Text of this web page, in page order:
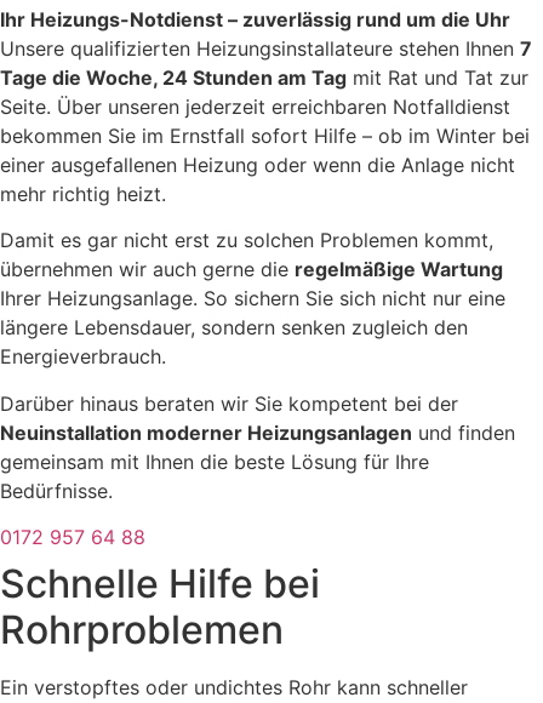
Ihr Heizungs-Notdienst – zuverlässig rund um die Uhr
Unsere qualifizierten Heizungsinstallateure stehen Ihnen 7
Tage die Woche, 24 Stunden am Tag mit Rat und Tat zur
Seite. Über unseren jederzeit erreichbaren Notfalldienst
bekommen Sie im Ernstfall sofort Hilfe – ob im Winter bei
einer ausgefallenen Heizung oder wenn die Anlage nicht
mehr richtig heizt.
Damit es gar nicht erst zu solchen Problemen kommt,
übernehmen wir auch gerne die regelmäßige Wartung
Ihrer Heizungsanlage. So sichern Sie sich nicht nur eine
längere Lebensdauer, sondern senken zugleich den
Energieverbrauch.
Darüber hinaus beraten wir Sie kompetent bei der
Neuinstallation moderner Heizungsanlagen und finden
gemeinsam mit Ihnen die beste Lösung für Ihre
Bedürfnisse.
0172 957 64 88
Schnelle Hilfe bei
Rohrproblemen
Ein verstopftes oder undichtes Rohr kann schneller